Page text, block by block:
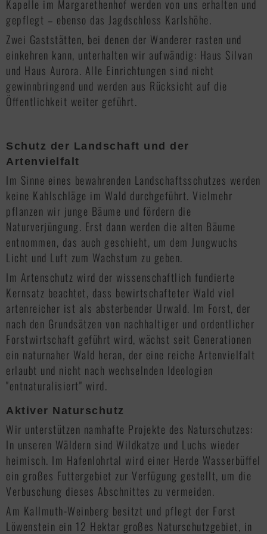
Kapelle im Margarethenhof werden von uns erhalten und
gepflegt – ebenso das Jagdschloss Karlshöhe.
Zwei Gaststätten, bei denen der Wanderer rasten und
einkehren kann, unterhalten wir aufwändig: Haus Silvan
und Haus Aurora. Alle Einrichtungen sind nicht
gewinnbringend und werden aus Rücksicht auf die
Öffentlichkeit weiter geführt.
Schutz der Landschaft und der
Artenvielfalt
Im Sinne eines bewahrenden Landschaftsschutzes werden
keine Kahlschläge im Wald durch­geführt. Vielmehr
pflanzen wir junge Bäume und fördern die
Naturverjüngung. Erst dann werden die alten Bäume
entnommen, das auch geschieht, um dem Jungwuchs
Licht und Luft zum Wachstum zu geben.
Im Artenschutz wird der wissenschaftlich fundierte
Kernsatz beachtet, dass bewirtschafteter Wald viel
artenreicher ist als absterbender Urwald. Im Forst, der
nach den Grundsätzen von nachhaltiger und ordentlicher
Forstwirtschaft geführt wird, wächst seit Generationen
ein naturnaher Wald heran, der eine reiche Artenvielfalt
erlaubt und nicht nach wechselnden Ideologien
"entnaturalisiert" wird.
Aktiver Naturschutz
Wir unterstützen namhafte Projekte des Naturschutzes:
In unseren Wäldern sind Wildkatze und Luchs wieder
heimisch. Im Hafenlohrtal wird einer Herde Wasserbüffel
ein großes Futtergebiet zur Verfügung gestellt, um die
Verbuschung dieses Abschnittes zu vermeiden.
Am Kallmuth-Weinberg besitzt und pflegt der Forst
Löwenstein ein 12 Hektar großes Natur­schutzgebiet, in